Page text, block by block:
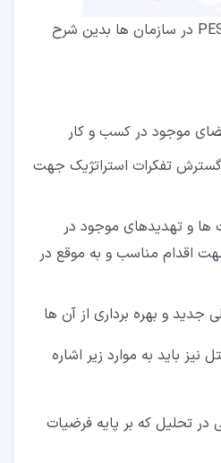
مزایای کاربرد تحلیل PESTEL در سازمان ها بدین شرح
موجود در کسب و کار
تفکرات استراتژیک جهت
و تهدیدهای موجود در
اقدام مناسب و به موقع در
و بهره برداری از آن ها
باید به موارد زیر اشاره
در تحلیل که بر پایه فرضیات